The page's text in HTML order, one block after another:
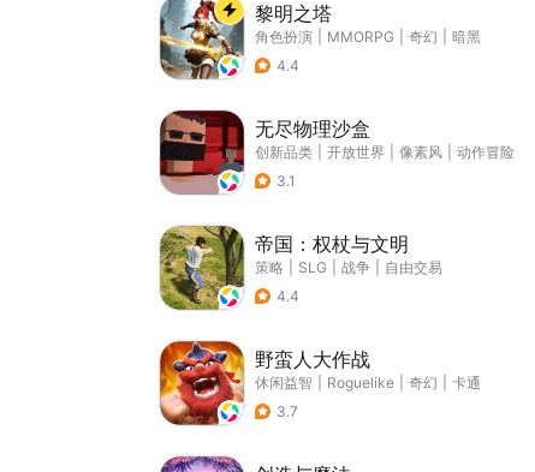
黎明之塔
角色扮演 MMORPG 奇幻
暗黑
4.4
无尽物理沙盒
创新品类 开放世界 像素风
动作冒险
3.1
帝国：权杖与文明
策略 SLG 战争
自由交易
4.4
野蛮人大作战
休闲益智 Roguelike 奇幻
卡通
3.7